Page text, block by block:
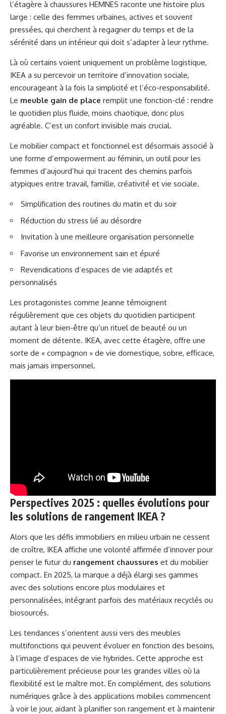
l’étagère à chaussures HEMNES raconte une histoire plus
large : celle des femmes urbaines, actives et souvent
pressées, qui cherchent à regagner du temps et de la
sérénité dans un intérieur qui doit s’adapter à leur rythme.
Là où certains voient uniquement un problème logistique,
IKEA a su percevoir un territoire d’innovation sociale,
encourageant à la fois la simplicité et l’éco-responsabilité.
Le meuble gain de place remplit une fonction-clé : rendre
le quotidien plus fluide, moins chaotique, donc plus
agréable. C’est un confort invisible mais crucial.
Le mobilier compact et fonctionnel est désormais associé à
une forme d’empowerment au féminin, un outil pour les
femmes d’aujourd’hui qui tracent des chemins parfois
atypiques entre travail, famille, créativité et vie sociale.
Simplification des routines du matin et du soir
Réduction du stress lié au désordre
Invitation à une meilleure organisation personnelle
Favorise un environnement sain et épuré
Revendications d’espaces de vie adaptés et
personnalisés
Les protagonistes comme Jeanne témoignent
régulièrement que ces objets du quotidien participent
autant à leur bien-être qu’un rituel de beauté ou un
moment de détente. IKEA, avec cette étagère, offre une
sorte de « compagnon » de vie domestique, sobre, efficace,
mais jamais impersonnel.
Perspectives 2025 : quelles évolutions pour
les solutions de rangement IKEA ?
Alors que les défis immobiliers en milieu urbain ne cessent
de croître, IKEA affiche une volonté affirmée d’innover pour
penser le futur du rangement chaussures et du mobilier
compact. En 2025, la marque a déjà élargi ses gammes
avec des solutions encore plus modulaires et
personnalisées, intégrant parfois des matériaux recyclés ou
biosourcés.
Les tendances s’orientent aussi vers des meubles
multifonctions qui peuvent évoluer en fonction des besoins,
à l’image d’espaces de vie hybrides. Cette approche est
particulièrement précieuse pour les grandes villes où la
flexibilité est le maître mot. En complément, des solutions
numériques grâce à des applications mobiles commencent
à voir le jour, aidant à planifier son rangement et à maintenir